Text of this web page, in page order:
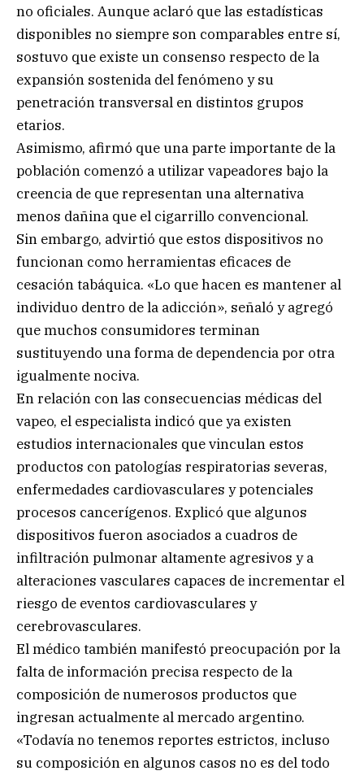
no oficiales. Aunque aclaró que las estadísticas
disponibles no siempre son comparables entre sí,
sostuvo que existe un consenso respecto de la
expansión sostenida del fenómeno y su
penetración transversal en distintos grupos
etarios.
Asimismo, afirmó que una parte importante de la
población comenzó a utilizar vapeadores bajo la
creencia de que representan una alternativa
menos dañina que el cigarrillo convencional.
Sin embargo, advirtió que estos dispositivos no
funcionan como herramientas eficaces de
cesación tabáquica. «Lo que hacen es mantener al
individuo dentro de la adicción», señaló y agregó
que muchos consumidores terminan
sustituyendo una forma de dependencia por otra
igualmente nociva.
En relación con las consecuencias médicas del
vapeo, el especialista indicó que ya existen
estudios internacionales que vinculan estos
productos con patologías respiratorias severas,
enfermedades cardiovasculares y potenciales
procesos cancerígenos. Explicó que algunos
dispositivos fueron asociados a cuadros de
infiltración pulmonar altamente agresivos y a
alteraciones vasculares capaces de incrementar el
riesgo de eventos cardiovasculares y
cerebrovasculares.
El médico también manifestó preocupación por la
falta de información precisa respecto de la
composición de numerosos productos que
ingresan actualmente al mercado argentino.
«Todavía no tenemos reportes estrictos, incluso
su composición en algunos casos no es del todo